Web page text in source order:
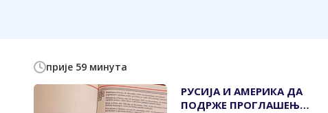
прије 59 минута
РУСИЈА И АМЕРИКА ДА
ПОДРЖЕ ПРОГЛАШЕЊЕ